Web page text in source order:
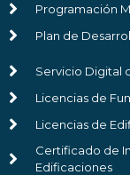
Programación
Plan de
Servicio Digital
Licencias de
Licencias de
Certificado de
Edificaciones